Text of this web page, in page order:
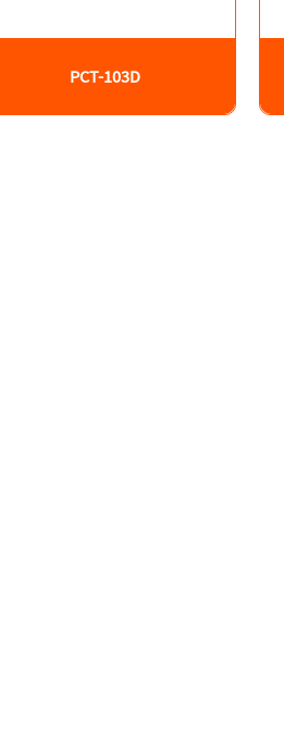
PCT-103D